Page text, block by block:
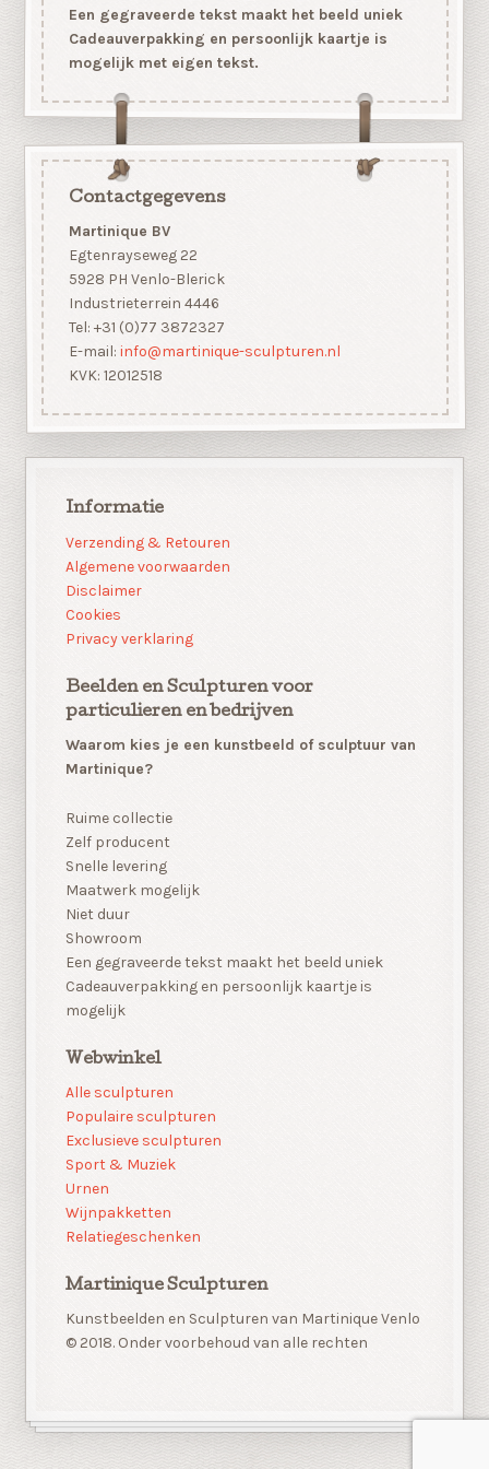
Een gegraveerde tekst maakt het beeld uniek
Cadeauverpakking en persoonlijk kaartje is
mogelijk met eigen tekst.
Contactgegevens
Martinique BV
Egtenrayseweg 22
5928 PH Venlo-Blerick
Industrieterrein 4446
Tel: +31 (0)77 3872327
E-mail: info@martinique-sculpturen.nl
KVK: 12012518
Informatie
Verzending & Retouren
Algemene voorwaarden
Disclaimer
Cookies
Privacy verklaring
Beelden en Sculpturen voor
particulieren en bedrijven
Waarom kies je een kunstbeeld of sculptuur van
Martinique?
Ruime collectie
Zelf producent
Snelle levering
Maatwerk mogelijk
Niet duur
Showroom
Een gegraveerde tekst maakt het beeld uniek
Cadeauverpakking en persoonlijk kaartje is
mogelijk
Webwinkel
Alle sculpturen
Populaire sculpturen
Exclusieve sculpturen
Sport & Muziek
Urnen
Wijnpakketten
Relatiegeschenken
Martinique Sculpturen
Kunstbeelden en Sculpturen van Martinique Venlo
© 2018. Onder voorbehoud van alle rechten